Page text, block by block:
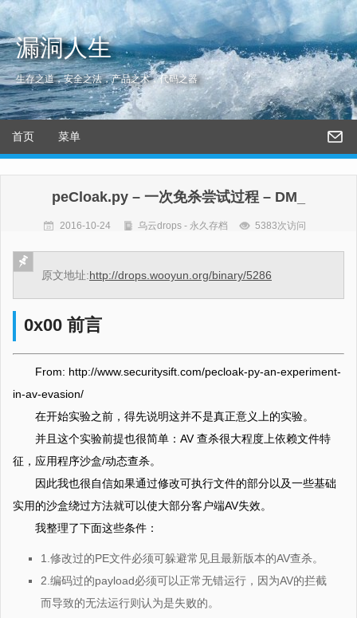
漏洞人生
生存之道，安全之法，产品之术，代码之器
首页 菜单
peCloak.py – 一次免杀尝试过程 – DM_
2016-10-24 乌云drops - 永久存档 5383次访问
原文地址:http://drops.wooyun.org/binary/5286
0x00 前言
From: http://www.securitysift.com/pecloak-py-an-experiment-
in-av-evasion/
在开始实验之前，得先说明这并不是真正意义上的实验。
并且这个实验前提也很简单：AV 查杀很大程度上依赖文件特
征，应用程序沙盒/动态查杀。
因此我也很自信如果通过修改可执行文件的部分以及一些基础
实用的沙盒绕过方法就可以使大部分客户端AV失效。
我整理了下面这些条件：
1.修改过的PE文件必须可躲避常见且最新版本的AV查杀。
2.编码过的payload必须可以正常无错运行，因为AV的拦截
而导致的无法运行则认为是失败的。